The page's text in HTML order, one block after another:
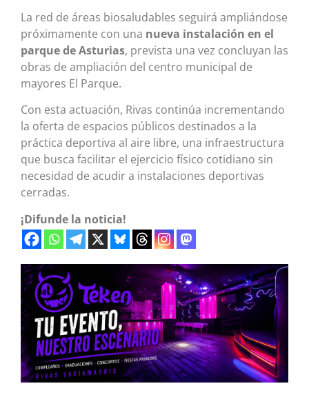
La red de áreas biosaludables seguirá ampliándose
próximamente con una nueva instalación en el
parque de Asturias, prevista una vez concluyan las
obras de ampliación del centro municipal de
mayores El Parque.
Con esta actuación, Rivas continúa incrementando
la oferta de espacios públicos destinados a la
práctica deportiva al aire libre, una infraestructura
que busca facilitar el ejercicio físico cotidiano sin
necesidad de acudir a instalaciones deportivas
cerradas.
¡Difunde la noticia!